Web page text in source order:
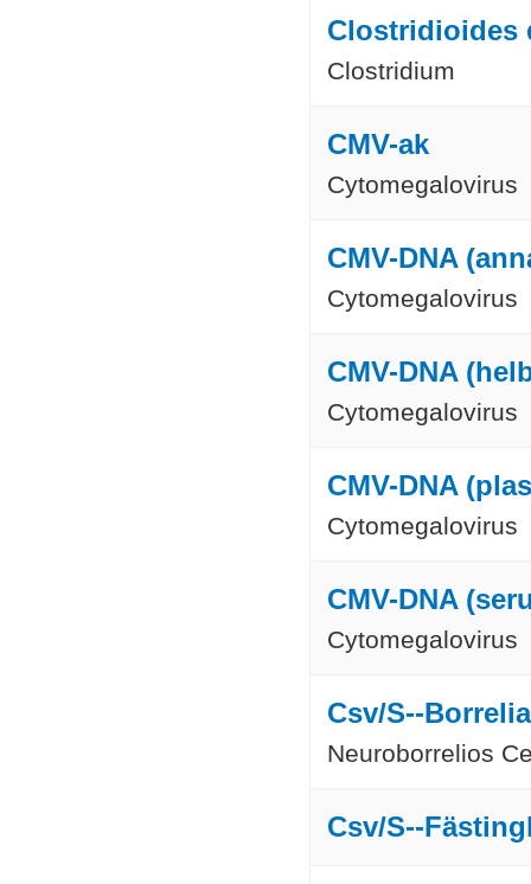
Clostridioides
Clostridium
CMV-ak
Cytomegalovirus
CMV-DNA
Cytomegalovirus
CMV-DNA
Cytomegalovirus
CMV-DNA
Cytomegalovirus
CMV-DNA
Cytomegalovirus
Csv/S--
Neuroborrelios
Csv/S--